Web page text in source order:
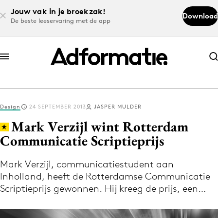
Jouw vak in je broekzak!
De beste leeservaring met de app
Download
Abonneer nu
Abonneer nu
Log in
Download de app
Volg het laatste nieuws via de Adformatie
Nieuws app
Design 24 SEPTEMBER 2013 JASPER MULDER
Mark Verzijl wint Rotterdam
Communicatie Scriptieprijs
Mark Verzijl, communicatiestudent aan
Inholland, heeft de Rotterdamse Communicatie
Scriptieprijs gewonnen. Hij kreeg de prijs, een…